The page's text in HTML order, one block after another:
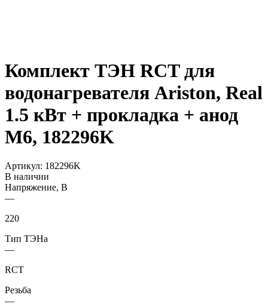
Комплект ТЭН RCT для
водонагревателя Ariston, Real
1.5 кВт + прокладка + анод
М6, 182296K
Артикул: 182296K
В наличии
Напряжение, В
—
220
Тип ТЭНа
—
RCT
Резьба
—